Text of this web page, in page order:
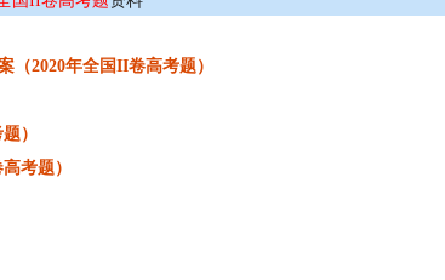
（2020年全国II卷高考题）
）
考题）